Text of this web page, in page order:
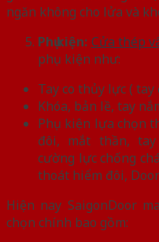
ngăn không cho lửa và
Phụ kiện: Cửa thép
phụ kiện như:
Tay co thủy lực ( tay
Khóa, bản lề, tay
Phụ kiện lựa chọn
đôi, mắt thần,
cường lực chống
thoát hiểm đôi,
Hiện nay SaigonDoor
chọn chính bao gồm: